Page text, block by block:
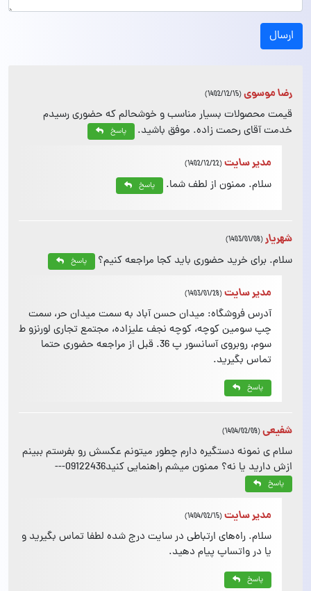
ارسال
رضا موسوی(1402/12/15)
قیمت محصولات بسیار مناسب و خوشحالم که حضوری رسیدم
خدمت آقای رحمت زاده. موفق باشید.
پاسخ
مدیر سایت(1402/12/22)
سلام. ممنون از لطف شما. پاسخ
شهریار(1403/01/08)
سلام. برای خرید حضوری باید کجا مراجعه کنیم؟ پاسخ
مدیر سایت(1403/01/28)
آدرس فروشگاه: میدان حسن آباد به سمت میدان حر، سمت
چپ سومین کوچه، کوچه نجف علیزاده، مجتمع تجاری لورنزو ط
سوم، روبروی آسانسور پ 36. قبل از مراجعه حضوری حتما
تماس بگیرید.
پاسخ
شفیعی(1404/02/09)
سلام ی نمونه دستگیره دارم چطور میتونم عکسش رو بفرستم ببینم
ازش دارید یا نه؟ ممنون میشم راهنمایی کنید09122436---
پاسخ
مدیر سایت(1404/02/15)
سلام. راه‌های ارتباطی در سایت درج شده لطفا تماس بگیرید و
یا در واتساپ پیام دهید.
پاسخ